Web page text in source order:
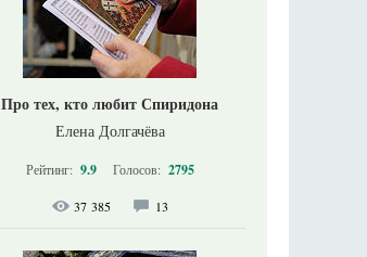
Про тех, кто любит Спиридона
Елена Долгачёва
Рейтинг: 9.9 Голосов: 2795
37 385 13